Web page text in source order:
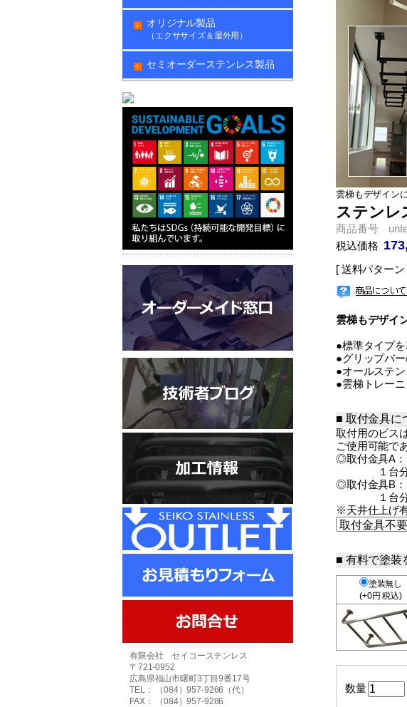
雲梯もデザイン
ステンレ
商品番号
税込価格
[ 送料パター
雲梯もデザイ
●標準タイプ
●グリップバ
●オールステ
●雲梯トレー
取付金具に
取付用のビス
ご使用可能で
◎取付金具A
１台分 36
◎取付金具B
１台分 36
※天井仕上げ
有料で塗
塗装無し
(+0円 税込)
数量
オリジナル製品
（エクササイズ＆屋外用）
セミオーダーステンレス製品
有限会社 セイコーステンレス
〒721-0952
広島県福山市曙町3丁目9番17号
TEL： （084）957-9266（代）
FAX： （084）957-9286